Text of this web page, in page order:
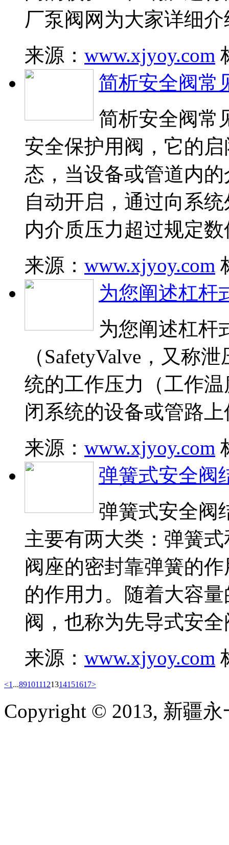
厂泵阀网为大家详细
来源： www.xjyoy.com
简析安全阀常
简析安全阀常
安全保护用阀，它的
态，当设备或管道内
自动开启，通过向系
内介质压力超过规定
来源： www.xjyoy.com
为您阐述杠杆
为您阐述杠杆
（SafetyValve，又称
统的工作压力（工作
闭系统的设备或管路
来源： www.xjyoy.com
弹簧式安全阀
弹簧式安全阀
主要有两大类：弹簧
阀座的密封靠弹簧的
的作用力。随着大容
阀，也称为先导式安
来源： www.xjyoy.com
<1 ...891011121314151617>
Copyright © 2013, 新疆永